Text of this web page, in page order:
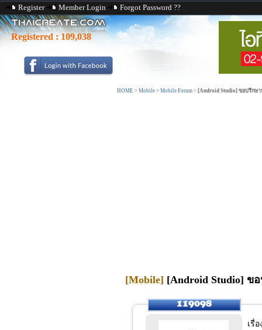
Register Member Login Forgot Password ??
Registered : 109,038
HOME > Mobile > Mobile Forum > [Android Studio] ขอปรึกษา
[Mobile] [Android Studio] ข
เรื่